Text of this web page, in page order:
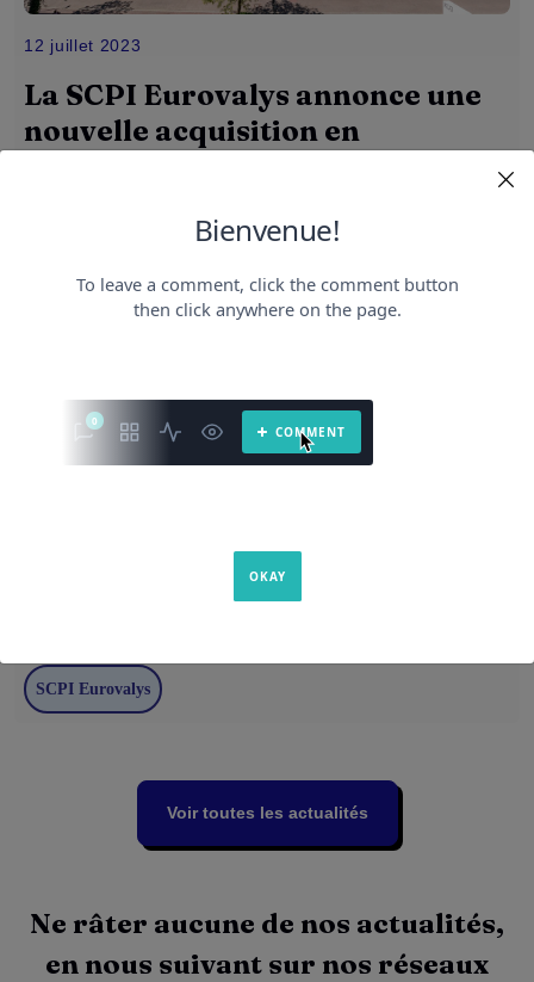
12 juillet 2023
La SCPI Eurovalys annonce une
nouvelle acquisition en
La SCPI Eurovalys dépasse le
SCPI Eurovalys
Voir toutes les actualités
Ne râter aucune de nos actualités,
en nous suivant sur nos réseaux